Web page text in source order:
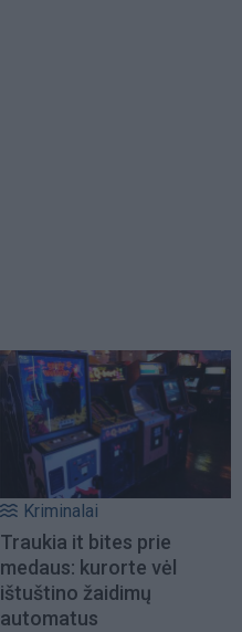
Kriminalai
Traukia it bites prie
medaus: kurorte vėl
ištuštino žaidimų
automatus